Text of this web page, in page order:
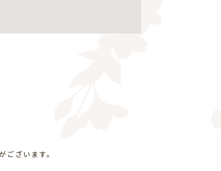
ざいます。